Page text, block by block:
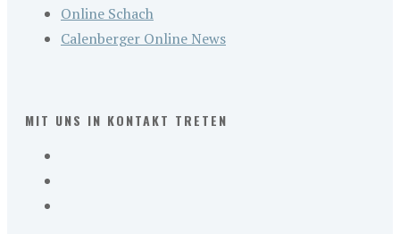
Online Schach
Calenberger Online News
MIT UNS IN KONTAKT TRETEN